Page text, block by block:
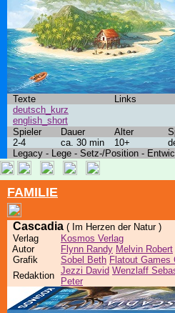
Texte Links
deutsch_kurz
english_short
Spieler
Dauer Alter
2-4
ca. 30 min 10+
Legacy - Lege - Setz-/Position -
FAMILIE
Cascadia ( Im Herzen der Natur )
Verlag
Kosmos Verlag
Autor
Flynn Randy Melvin Robert
Grafik
Sobel Beth Flatout Games
Redaktion Jezzi David Wenzlaff
Peter